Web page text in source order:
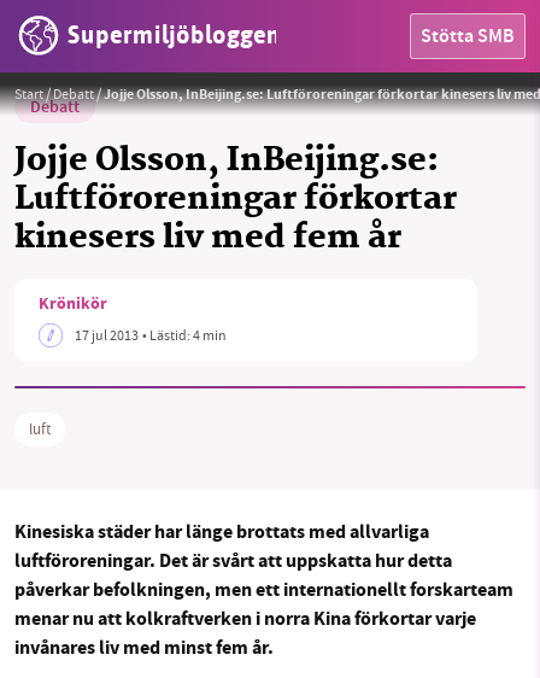
Supermiljöbloggen Stötta SMB
OMRÅDEN
MILJÖFAKTA
Sök Sparade inlägg Tipsa oss
Facebook
Start/Debatt/Jojje Olsson, InBeijing.se: Luftföroreningar förkortar kinesers liv
Debatt
Jojje Olsson, InBeijing.se:
Luftföroreningar förkortar
kinesers liv med fem år
Krönikör
17 jul 2013• Lästid:4 min
luft
Kinesiska städer har länge brottats med allvarliga
luftföroreningar. Det är svårt att uppskatta hur detta
påverkar befolkningen, men ett internationellt forskarteam
menar nu att kolkraftverken i norra Kina förkortar varje
invånares liv med minst fem år.
SMB kämpar för en hållbar framtid. Sedan